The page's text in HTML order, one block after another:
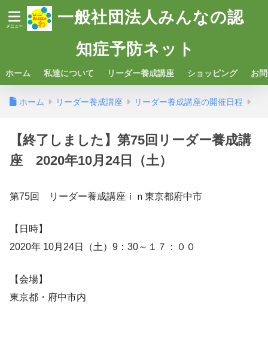
一般社団法人みんなの認
知症予防ネット
ホーム 私達について リーダー養成講座 ショッピング お
ホーム リーダー養成講座 リーダー養成講座の開催日程
【終了しました】第75回リーダー養成講
座 2020年10月24日（土）
第75回 リーダー養成講座ｉｎ東京都府中市
【日時】
2020年 10月24日（土）9：30～１７：００
【会場】
東京都・府中市内